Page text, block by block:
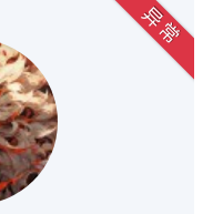
异 常